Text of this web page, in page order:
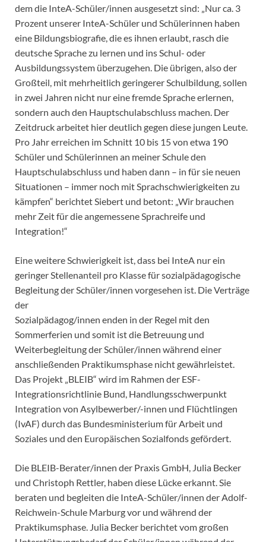
dem die InteA-Schüler/innen ausgesetzt sind: „Nur ca. 3
Prozent unserer InteA-Schüler und Schülerinnen haben
eine Bildungsbiografie, die es ihnen erlaubt, rasch die
deutsche Sprache zu lernen und ins Schul- oder
Ausbildungssystem überzugehen. Die übrigen, also der
Großteil, mit mehrheitlich geringerer Schulbildung, sollen
in zwei Jahren nicht nur eine fremde Sprache erlernen,
sondern auch den Hauptschulabschluss machen. Der
Zeitdruck arbeitet hier deutlich gegen diese jungen Leute.
Pro Jahr erreichen im Schnitt 10 bis 15 von etwa 190
Schüler und Schülerinnen an meiner Schule den
Hauptschulabschluss und haben dann – in für sie neuen
Situationen – immer noch mit Sprachschwierigkeiten zu
kämpfen“ berichtet Siebert und betont: „Wir brauchen
mehr Zeit für die angemessene Sprachreife und
Integration!“
Eine weitere Schwierigkeit ist, dass bei InteA nur ein
geringer Stellenanteil pro Klasse für sozialpädagogische
Begleitung der Schüler/innen vorgesehen ist. Die Verträge
der
Sozialpädagog/innen enden in der Regel mit den
Sommerferien und somit ist die Betreuung und
Weiterbegleitung der Schüler/innen während einer
anschließenden Praktikumsphase nicht gewährleistet.
Das Projekt „BLEIB“ wird im Rahmen der ESF-
Integrationsrichtlinie Bund, Handlungsschwerpunkt
Integration von Asylbewerber/-innen und Flüchtlingen
(IvAF) durch das Bundesministerium für Arbeit und
Soziales und den Europäischen Sozialfonds gefördert.
Die BLEIB-Berater/innen der Praxis GmbH, Julia Becker
und Christoph Rettler, haben diese Lücke erkannt. Sie
beraten und begleiten die InteA-Schüler/innen der Adolf-
Reichwein-Schule Marburg vor und während der
Praktikumsphase. Julia Becker berichtet vom großen